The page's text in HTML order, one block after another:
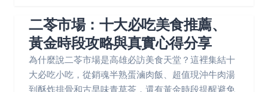
二苓市場：十大必吃美食推薦、
黃金時段攻略與真實心得分享
為什麼說二苓市場是高雄必訪美食天堂？這裡集結十
大必吃小吃，從銷魂半熟蛋滷肉飯、超值現沖牛肉湯
到酥炸排骨和古早味青草茶，還有黃金時段提醒避免